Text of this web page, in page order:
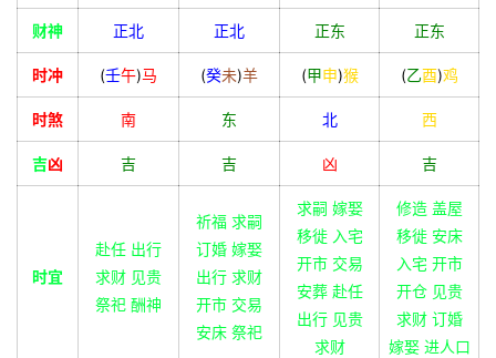
财神 正北 正北 正东 正东
时冲 (壬午)马 (癸未)羊 (甲申)猴 (乙酉)鸡
时煞 南 东 北 西
吉凶 吉 吉 凶 吉
时宜
赴任 出行
求财 见贵
祭祀 酬神
祈福 求嗣
订婚 嫁娶
出行 求财
开市 交易
安床 祭祀
求嗣 嫁娶
移徙 入宅
开市 交易
安葬 赴任
出行 见贵
求财
修造 盖屋
移徙 安床
入宅 开市
开仓 见贵
求财 订婚
嫁娶 进人口